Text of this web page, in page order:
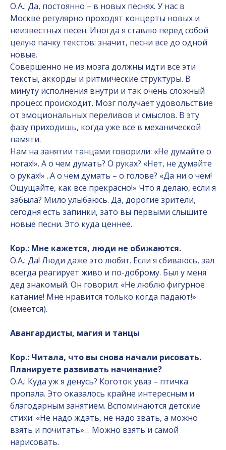
О.А.: Да, постоянно – в новых песнях. У нас в
Москве регулярно проходят концерты новых и
неизвестных песен. Иногда я ставлю перед собой
целую пачку текстов: значит, песни все до одной
новые.
Совершенно не из мозга должны идти все эти
тексты, аккорды и ритмические структуры. В
минуту исполнения внутри и так очень сложный
процесс происходит. Мозг получает удовольствие
от эмоциональных переливов и смыслов. В эту
фазу приходишь, когда уже все в механической
памяти.
Нам на занятии танцами говорили: «Не думайте о
ногах!». А о чем думать? О руках? «Нет, не думайте
о руках!» ..А о чем думать – о голове? «Да ни о чем!
Ощущайте, как все прекрасно!» Что я делаю, если я
забыла? Мило улыбаюсь. Да, дорогие зрители,
сегодня есть запинки, зато вы первыми слышите
новые песни. Это куда ценнее.
Кор.: Мне кажется, люди не обижаются.
О.А.: Да! Люди даже это любят. Если я сбиваюсь, зал
всегда реагирует живо и по-доброму. Был у меня
дед знакомый. Он говорил: «Не люблю фигурное
катание! Мне нравится только когда падают!»
(смеется).
Авангардисты, магия и танцы
Кор.: Читала, что вы снова начали рисовать.
Планируете развивать начинание?
О.А.: Куда уж я денусь? Коготок увяз – птичка
пропала. Это оказалось крайне интересным и
благодарным занятием. Вспоминаются детские
стихи: «Не надо ждать, не надо звать, а можно
взять и почитать»… Можно взять и самой
нарисовать.